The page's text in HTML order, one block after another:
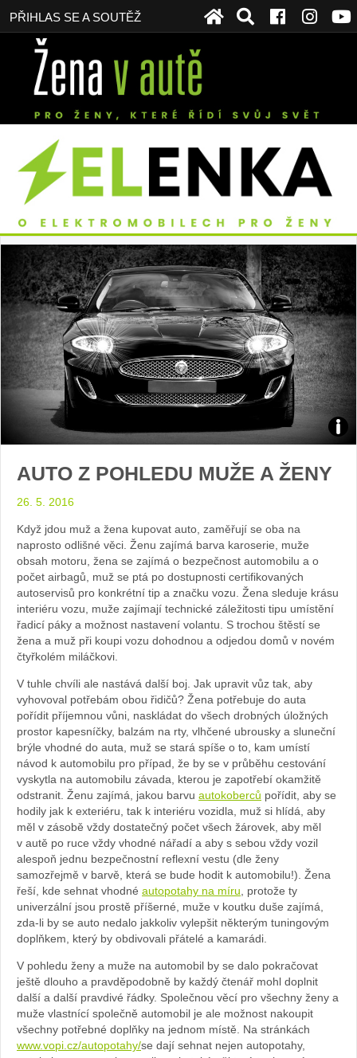
PŘIHLAS SE A SOUTĚŽ
AUTO Z POHLEDU MUŽE A ŽENY
26. 5. 2016
Když jdou muž a žena kupovat auto, zaměřují se oba na
naprosto odlišné věci. Ženu zajímá barva karoserie, muže
obsah motoru, žena se zajímá o bezpečnost automobilu a o
počet airbagů, muž se ptá po dostupnosti certifikovaných
autoservisů pro konkrétní tip a značku vozu. Žena sleduje krásu
interiéru vozu, muže zajímají technické záležitosti tipu umístění
řadicí páky a možnost nastavení volantu. S trochou štěstí se
žena a muž při koupi vozu dohodnou a odjedou domů v novém
čtyřkolém miláčkovi.
V tuhle chvíli ale nastává další boj. Jak upravit vůz tak, aby
vyhovoval potřebám obou řidičů? Žena potřebuje do auta
pořídit příjemnou vůni, naskládat do všech drobných úložných
prostor kapesníčky, balzám na rty, vlhčené ubrousky a sluneční
brýle vhodné do auta, muž se stará spíše o to, kam umístí
návod k automobilu pro případ, že by se v průběhu cestování
vyskytla na automobilu závada, kterou je zapotřebí okamžitě
odstranit. Ženu zajímá, jakou barvu autokoberců pořídit, aby se
hodily jak k exteriéru, tak k interiéru vozidla, muž si hlídá, aby
měl v zásobě vždy dostatečný počet všech žárovek, aby měl
v autě po ruce vždy vhodné nářadí a aby s sebou vždy vozil
alespoň jednu bezpečnostní reflexní vestu (dle ženy
samozřejmě v barvě, která se bude hodit k automobilu!). Žena
řeší, kde sehnat vhodné autopotahy na míru, protože ty
univerzální jsou prostě příšerné, muže v koutku duše zajímá,
zda-li by se auto nedalo jakkoliv vylepšit některým tuningovým
doplňkem, který by obdivovali přátelé a kamarádi.
V pohledu ženy a muže na automobil by se dalo pokračovat
ještě dlouho a pravděpodobně by každý čtenář mohl doplnit
další a další pravdivé řádky. Společnou věcí pro všechny ženy a
muže vlastnící společně automobil je ale možnost nakoupit
všechny potřebné doplňky na jednom místě. Na stránkách
www.vopi.cz/autopotahy/se dají sehnat nejen autopotahy,